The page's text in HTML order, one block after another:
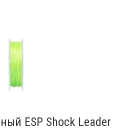
ESP Shock Leader